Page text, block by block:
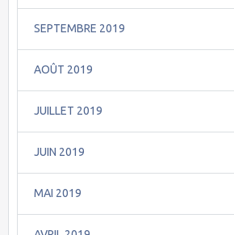
SEPTEMBRE 2019
AOÛT 2019
JUILLET 2019
JUIN 2019
MAI 2019